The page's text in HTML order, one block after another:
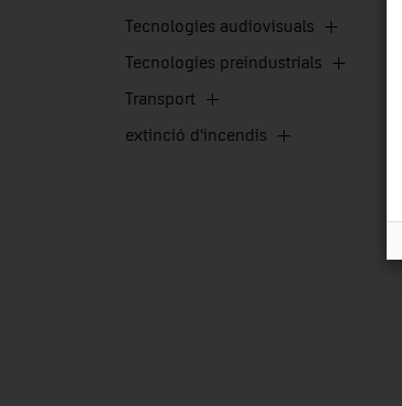
Tecnologies audiovisuals
Tecnologies preindustrials
Transport
extinció d'incendis